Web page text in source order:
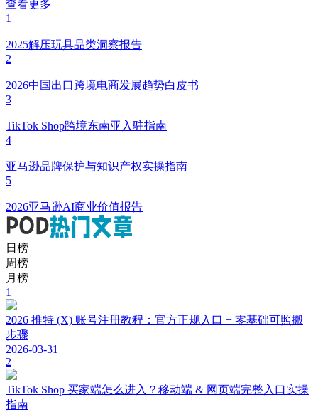
查看更多
1
2025解压玩具品类洞察报告
2
2026中国出口跨境电商发展趋势白皮书
3
TikTok Shop跨境东南亚入驻指南
4
亚马逊品牌保护与知识产权实操指南
5
2026亚马逊AI商业价值报告
日榜
周榜
月榜
1
2026 推特 (X) 账号注册教程：官方正规入口 + 零基础可照搬
步骤
2026-03-31
2
TikTok Shop 买家端怎么进入？移动端 & 网页端完整入口实操
指南